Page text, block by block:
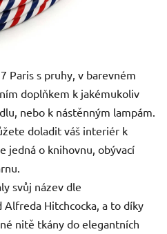
Paris s pruhy, v barevném
doplňkem k jakémukoliv
nebo k nástěnným lampám.
doladit váš interiér k
jedná o knihovnu, obývací
svůj název dle
Hitchcocka, a to díky
nitě tkány do elegantních